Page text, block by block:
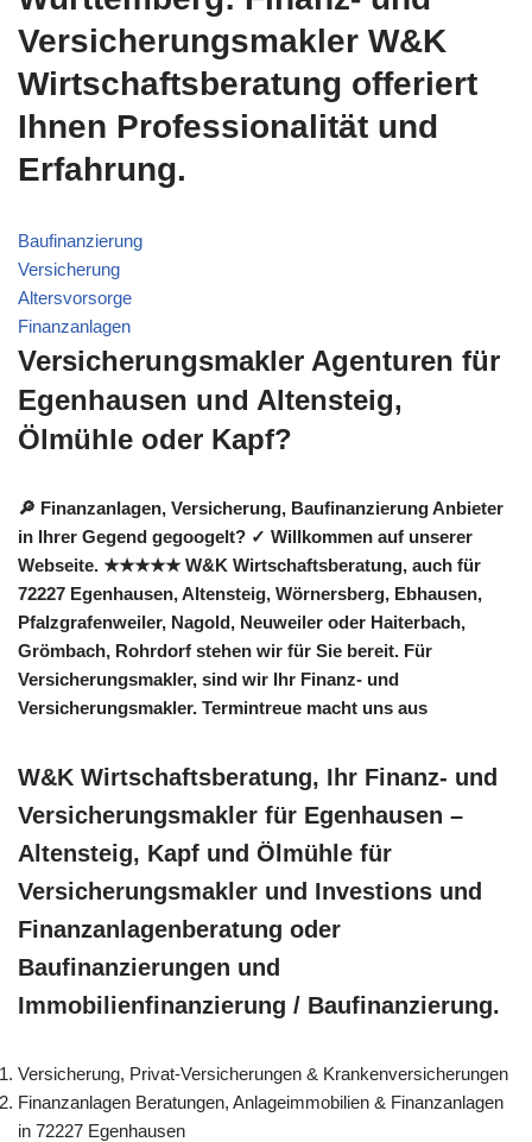
Versicherungsmakler W&K
Wirtschaftsberatung offeriert
Ihnen Professionalität und
Erfahrung.
Baufinanzierung
Versicherung
Altersvorsorge
Finanzanlagen
Versicherungsmakler Agenturen für
Egenhausen und Altensteig,
Ölmühle oder Kapf?
🔎 Finanzanlagen, Versicherung, Baufinanzierung Anbieter
in Ihrer Gegend gegoogelt? ✓ Willkommen auf unserer
Webseite. ★★★★★ W&K Wirtschaftsberatung, auch für
72227 Egenhausen, Altensteig, Wörnersberg, Ebhausen,
Pfalzgrafenweiler, Nagold, Neuweiler oder Haiterbach,
Grömbach, Rohrdorf stehen wir für Sie bereit. Für
Versicherungsmakler, sind wir Ihr Finanz- und
Versicherungsmakler. Termintreue macht uns aus
W&K Wirtschaftsberatung, Ihr Finanz- und
Versicherungsmakler für Egenhausen –
Altensteig, Kapf und Ölmühle für
Versicherungsmakler und Investions und
Finanzanlagenberatung oder
Baufinanzierungen und
Immobilienfinanzierung / Baufinanzierung.
Versicherung, Privat-Versicherungen & Krankenversicherungen
Finanzanlagen Beratungen, Anlageimmobilien & Finanzanlagen
in 72227 Egenhausen